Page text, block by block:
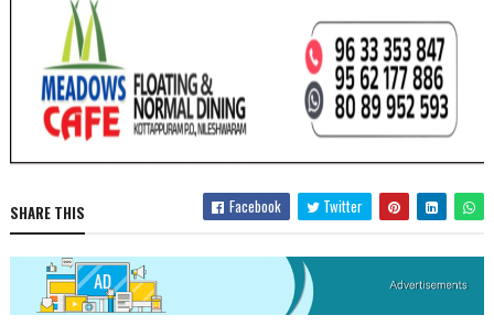
SHARE THIS Facebook Twitter